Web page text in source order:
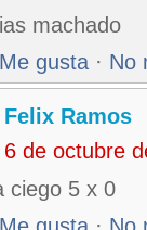
machado
Me gusta · No
Felix Ramos
6 de octubre
ciego 5 x 0